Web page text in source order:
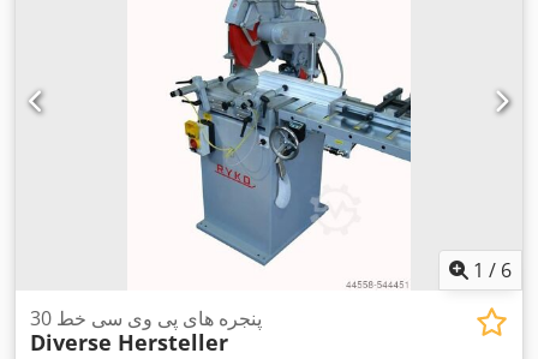
1 / 6
پنجره های پی وی سی خط 30
Diverse Hersteller